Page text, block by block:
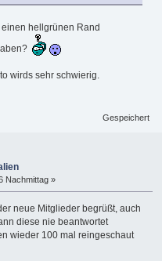
hellgrünen Rand
wirds sehr schwierig.
Gespeichert
Nachmittag »
neue Mitglieder begrüßt, auch
diese nie beantwortet
wieder 100 mal reingeschaut